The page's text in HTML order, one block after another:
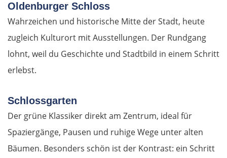
Oldenburger Schloss
Wahrzeichen und historische Mitte der Stadt, heute
zugleich Kulturort mit Ausstellungen. Der Rundgang
lohnt, weil du Geschichte und Stadtbild in einem Schritt
erlebst.
Schlossgarten
Der grüne Klassiker direkt am Zentrum, ideal für
Spaziergänge, Pausen und ruhige Wege unter alten
Bäumen. Besonders schön ist der Kontrast: ein Schritt
Wyszków
Łódź
Posen